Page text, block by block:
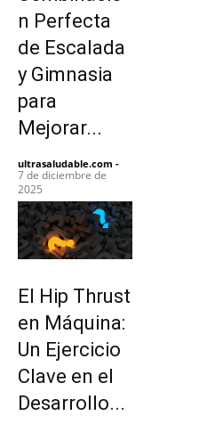
n Perfecta
de Escalada
y Gimnasia
para
Mejorar...
ultrasaludable.com -
7 de diciembre de
2025
El Hip Thrust
en Máquina:
Un Ejercicio
Clave en el
Desarrollo...